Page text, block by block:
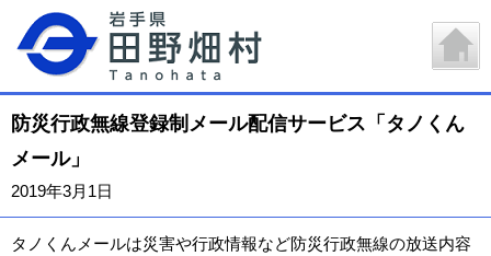
防災行政無線登録制メール配信サービス「タノくん
メール」
2019年3月1日
タノくんメールは災害や行政情報など防災行政無線の放送内容